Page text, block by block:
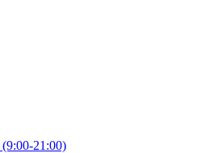
(9:00-21:00)